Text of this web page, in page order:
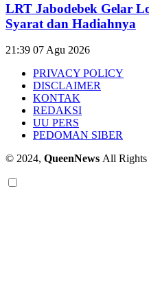
LRT Jabodebek Gelar
Syarat dan Hadiahnya
21:39 07 Agu 2026
PRIVACY POLICY
DISCLAIMER
KONTAK
REDAKSI
UU PERS
PEDOMAN SIBER
© 2024, QueenNews All Rights